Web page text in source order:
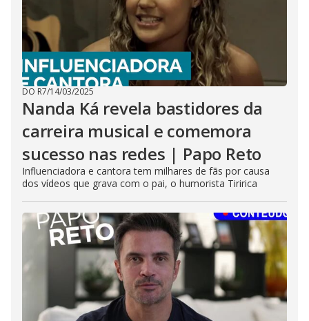
DO R7/14/03/2025
Nanda Ká revela bastidores da
carreira musical e comemora
sucesso nas redes | Papo Reto
Influenciadora e cantora tem milhares de fãs por causa
dos vídeos que grava com o pai, o humorista Tiririca